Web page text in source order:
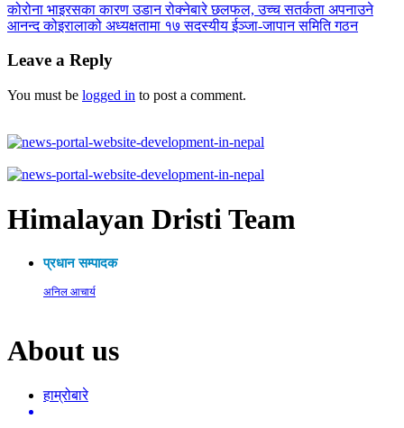
कोरोना भाइरसका कारण उडान रोक्नेबारे छलफल, उच्च सतर्कता अपनाउने
आनन्द कोइरालाको अध्यक्षतामा १७ सदस्यीय ईञ्जा-जापान समिति गठन
Leave a Reply
You must be logged in to post a comment.
Himalayan Dristi Team
प्रधान सम्पादक
अनिल आचार्य
About us
हाम्रोबारे